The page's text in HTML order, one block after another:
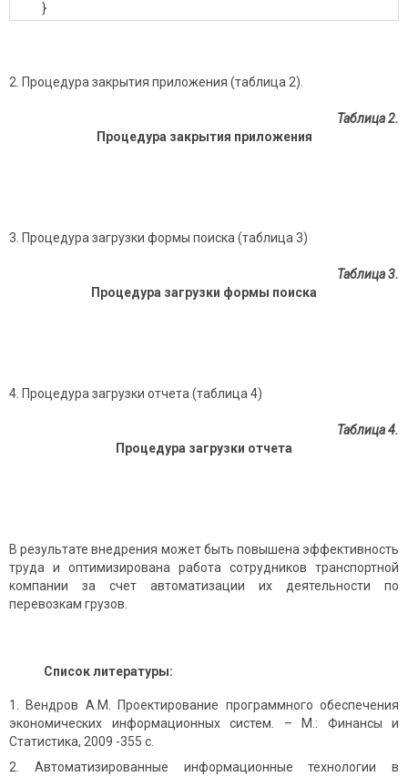
}
Процедура закрытия приложения (таблица 2).
Таблица 2.
Процедура закрытия приложения
Процедура загрузки формы поиска (таблица 3)
Таблица 3.
Процедура загрузки формы поиска
Процедура загрузки отчета (таблица 4)
Таблица 4.
Процедура загрузки отчета
В результате внедрения может быть повышена эффективность
труда и оптимизирована работа сотрудников транспортной
компании за счет автоматизации их деятельности по
перевозкам грузов.
Список литературы:
Вендров А.М. Проектирование программного обеспечения
экономических информационных систем. – М.: Финансы и
Статистика, 2009 -355 с.
Автоматизированные информационные технологии в